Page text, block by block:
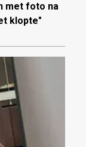
met foto na
klopte"